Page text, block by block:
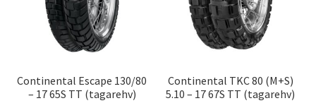
Continental Escape 130/80
– 17 65S TT (tagarehv)
Continental TKC 80 (M+S)
5.10 – 17 67S TT (tagarehv)